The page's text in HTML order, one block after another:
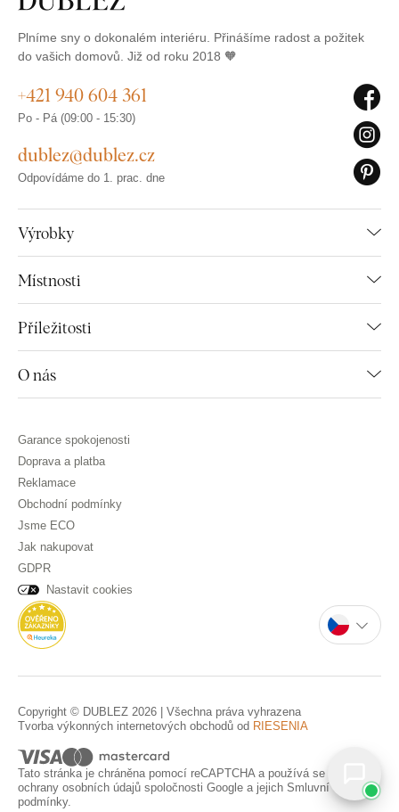
Plníme sny o dokonalém interiéru. Přinášíme radost a požitek
do vašich domovů. Již od roku 2018 🧡
Výrobky
Místnosti
Příležitosti
O nás
+421 940 604 361
Po - Pá (09:00 - 15:30)
dublez@dublez.cz
Odpovídáme do 1. prac. dne
Garance spokojenosti
Doprava a platba
Reklamace
Obchodní podmínky
Jsme ECO
Jak nakupovat
GDPR
Nastavit cookies
Copyright © DUBLEZ 2026 | Všechna práva vyhrazena
Tvorba výkonných internetových obchodů od RIESENIA
Tato stránka je chráněna pomocí reCAPTCHA a používá se
ochrany osobních údajů spoločnosti Google a jejich Smluvní
podmínky.